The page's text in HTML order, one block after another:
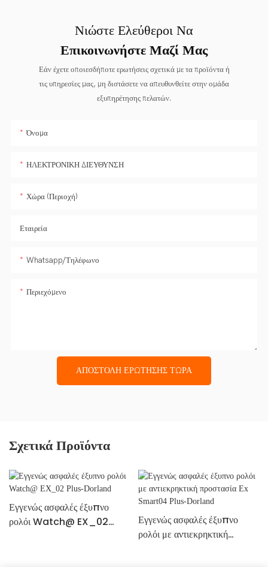
Νιώστε Ελεύθεροι Να
Επικοινωνήστε Μαζί Μας
Εάν έχετε οποιεσδήποτε ερωτήσεις σχετικά με τα προϊόντα ή
τις υπηρεσίες μας, μη διστάσετε να απευθυνθείτε στην ομάδα
εξυπηρέτησης πελατών.
Όνομα
ΗΛΕΚΤΡΟΝΙΚΗ ΔΙΕΥΘΥΝΣΗ
Χώρα (Περιοχή)
Εταιρεία
Whatsapp/Τηλέφωνο
Περιεχόμενο
ΑΠΟΣΤΟΛΉ ΕΡΏΤΗΣΗΣ ΤΏΡΑ
Σχετικά Προϊόντα
Εγγενώς ασφαλές έξυπνο
ρολόι Watch@ EX_02
Εγγενώς ασφαλές έξυπνο
ρολόι με αντιεκρηκτική